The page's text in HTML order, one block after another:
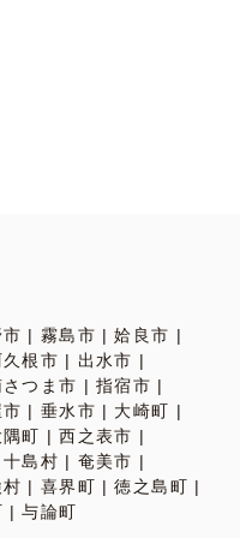
霧島市
姶良市
久根市
出水市
さつま市
指宿市
市 垂水市
大崎町
町
西之表市
十島村
奄美市
喜界町
徳之島町
与論町